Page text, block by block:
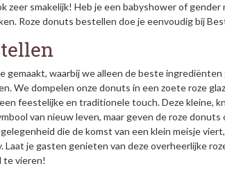
zeer smakelijk! Heb je een babyshower of gender
Roze donuts bestellen doe je eenvoudig bij
gemaakt, waarbij we alleen de beste ingrediënten
We dompelen onze donuts in een zoete roze
feestelijke en traditionele touch. Deze kleine,
van nieuw leven, maar geven de roze donuts
die de komst van een klein meisje
Laat je gasten genieten van deze overheerlijke
te vieren!